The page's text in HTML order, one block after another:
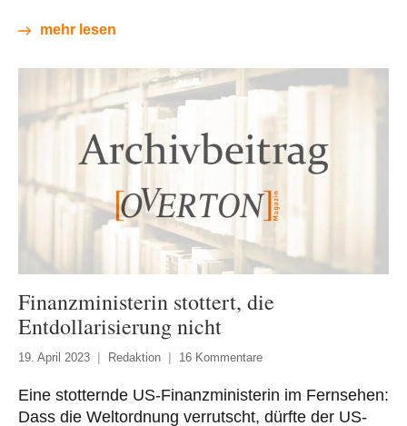
mehr lesen
Finanzministerin stottert, die
Entdollarisierung nicht
19. April 2023 Redaktion 16 Kommentare
Eine stotternde US-Finanzministerin im Fernsehen:
Dass die Weltordnung verrutscht, dürfte der US-